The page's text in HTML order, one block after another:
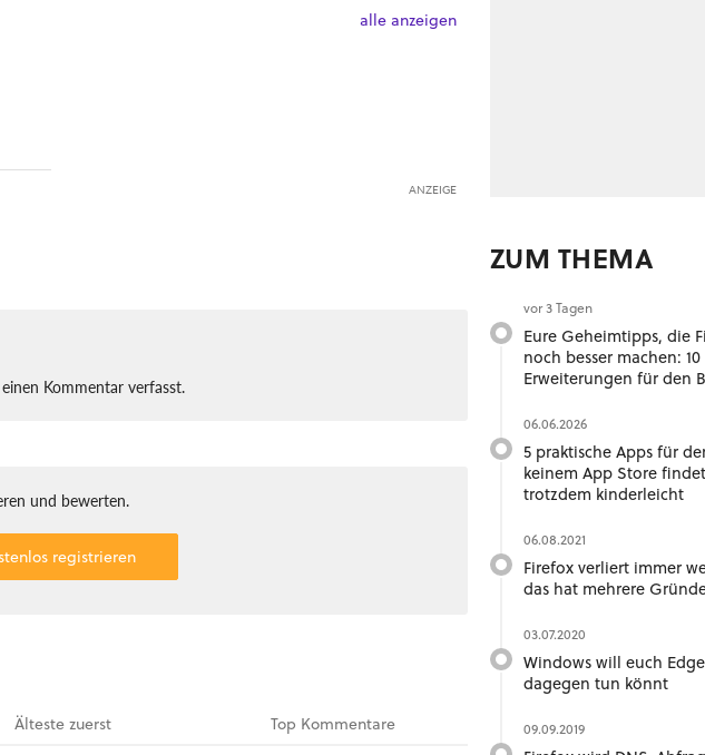
alle anzeigen
ANZEIGE
Kommentar verfasst.
und bewerten.
registrieren
Ältestezuerst Top Kommentare
ZUM THEMA
vor 3 Tagen
Eure Geheimtipps, die
noch besser machen:
Erweiterungen für den
06.06.2026
5 praktische Apps für
keinem App Store
trotzdem kinderleicht
06.08.2021
Firefox verliert immer
das hat mehrere
03.07.2020
Windows will euch
dagegen tun könnt
09.09.2019